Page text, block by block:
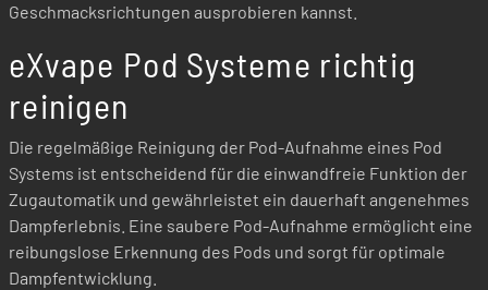
Geschmacksrichtungen ausprobieren kannst.
eXvape Pod Systeme richtig
reinigen
Die regelmäßige Reinigung der Pod-Aufnahme eines Pod
Systems ist entscheidend für die einwandfreie Funktion der
Zugautomatik und gewährleistet ein dauerhaft angenehmes
Dampferlebnis. Eine saubere Pod-Aufnahme ermöglicht eine
reibungslose Erkennung des Pods und sorgt für optimale
Dampfentwicklung.